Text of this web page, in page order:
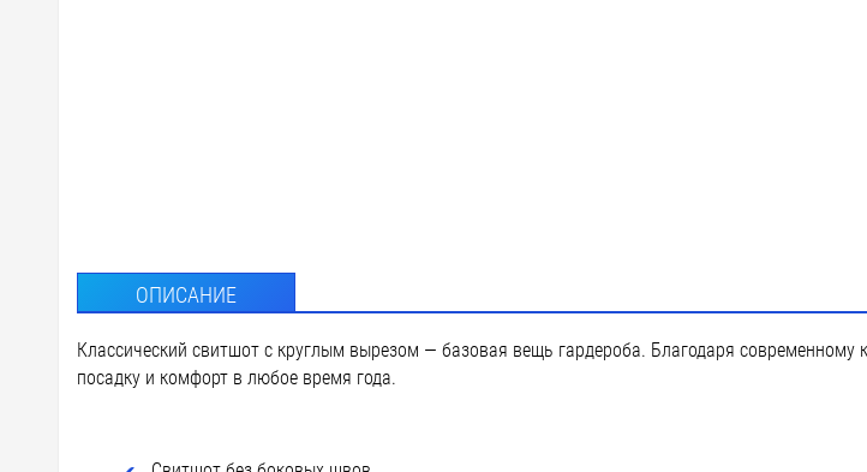
ОПИСАНИЕ
Классический свитшот с круглым вырезом — базовая вещь гардероба. Благодаря
посадку и комфорт в любое время года.